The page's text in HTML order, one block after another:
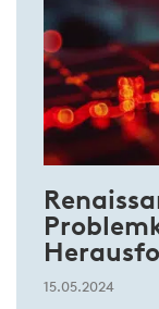
15.05.2024